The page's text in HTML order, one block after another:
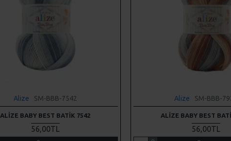
Alize SM-BBB-7542
ALIZE BABY BEST BATIK 7542
56,00TL
Alize SM-BBB-
ALIZE BABY BEST
56,00TL